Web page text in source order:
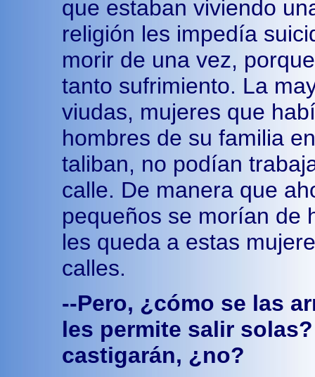
que estaban viviendo
religión les impedía
morir de una vez,
tanto sufrimiento. La
viudas, mujeres que
hombres de su familia
taliban, no podían
calle. De manera que
pequeños se morían de
les queda a estas
calles.
--Pero, ¿cómo se las
les permite salir
castigarán, ¿no?